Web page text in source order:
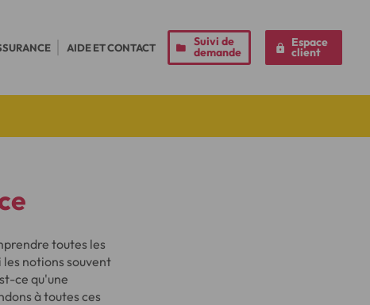
AIDE ET CONTACT Suivi de
demande
Espace
client
toutes les
notions souvent
ce qu'une
à toutes ces